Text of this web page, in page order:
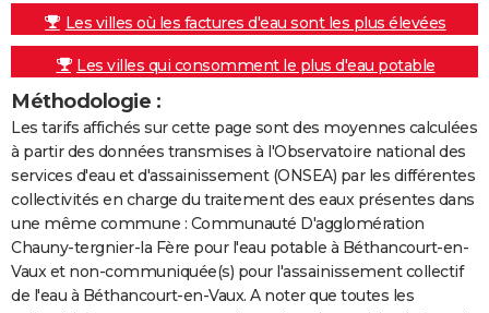
Les villes où les factures d'eau sont les plus élevées
Les villes qui consomment le plus d'eau potable
Méthodologie :
Les tarifs affichés sur cette page sont des moyennes calculées
à partir des données transmises à l'Observatoire national des
services d'eau et d'assainissement (ONSEA) par les différentes
collectivités en charge du traitement des eaux présentes dans
une même commune : Communauté D'agglomération
Chauny-tergnier-la Fère pour l'eau potable à Béthancourt-en-
Vaux et non-communiquée(s) pour l'assainissement collectif
de l'eau à Béthancourt-en-Vaux. A noter que toutes les